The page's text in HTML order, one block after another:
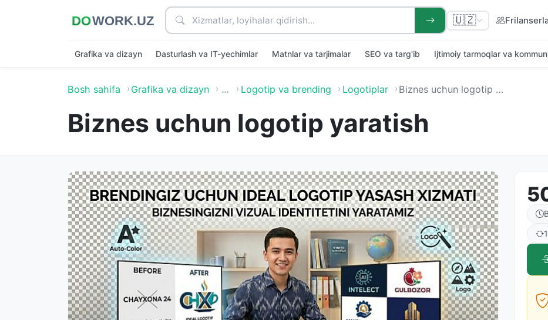
🇺🇿
Grafika va dizayn Dasturlash va IT-yechimlar Matnlar va tarjimalar SEO va targ'ib Ijtimoiy tarmoqlar va
Bosh sahifa Grafika va dizayn … Logotip va brending Logotiplar Biznes uchun logotip yaratish
Biznes uchun logotip yaratish